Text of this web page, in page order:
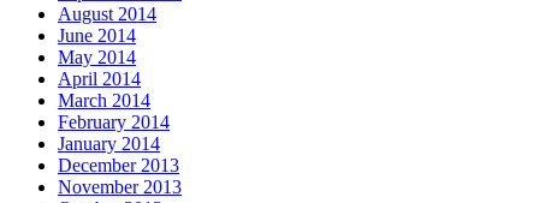
August 2014
June 2014
May 2014
April 2014
March 2014
February 2014
January 2014
December 2013
November 2013